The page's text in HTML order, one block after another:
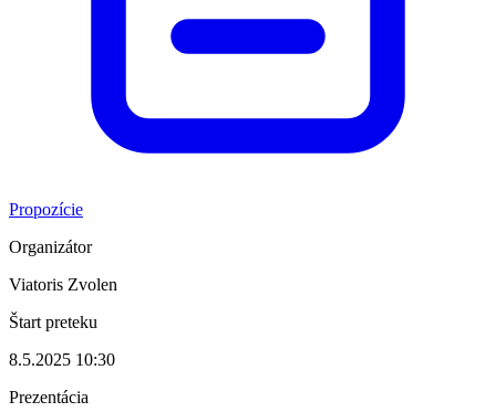
Propozície
Organizátor
Viatoris Zvolen
Štart preteku
8.5.2025 10:30
Prezentácia